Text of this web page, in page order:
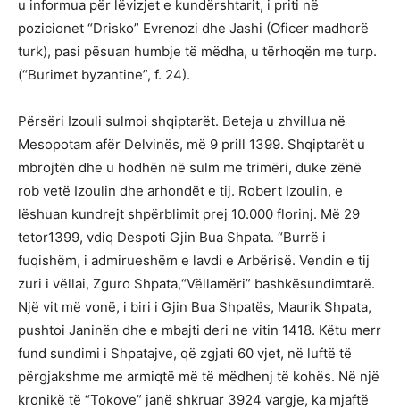
u informua për lëvizjet e kundërshtarit, i priti në
pozicionet “Drisko” Evrenozi dhe Jashi (Oficer madhorë
turk), pasi pësuan humbje të mëdha, u tërhoqën me turp.
(“Burimet byzantine”, f. 24).
Përsëri Izouli sulmoi shqiptarët. Beteja u zhvillua në
Mesopotam afër Delvinës, më 9 prill 1399. Shqiptarët u
mbrojtën dhe u hodhën në sulm me trimëri, duke zënë
rob vetë Izoulin dhe arhondët e tij. Robert Izoulin, e
lëshuan kundrejt shpërblimit prej 10.000 florinj. Më 29
tetor1399, vdiq Despoti Gjin Bua Shpata. “Burrë i
fuqishëm, i admirueshëm e lavdi e Arbërisë. Vendin e tij
zuri i vëllai, Zguro Shpata,“Vëllamëri” bashkësundimtarë.
Një vit më vonë, i biri i Gjin Bua Shpatës, Maurik Shpata,
pushtoi Janinën dhe e mbajti deri ne vitin 1418. Këtu merr
fund sundimi i Shpatajve, që zgjati 60 vjet, në luftë të
përgjakshme me armiqtë më të mëdhenj të kohës. Në një
kronikë të “Tokove” janë shkruar 3924 vargje, ka mjaftë